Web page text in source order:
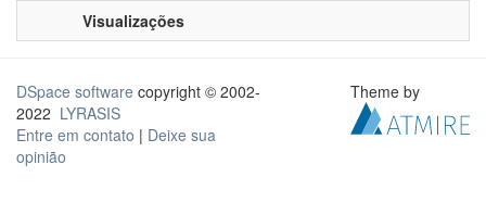
Visualizações
DSpace software copyright © 2002-
2022 LYRASIS
Entre em contato | Deixe sua
opinião
Theme by